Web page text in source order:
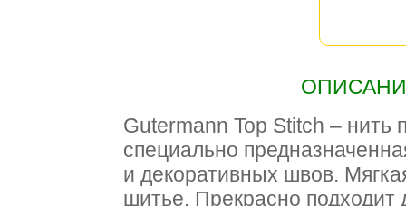
Gutermann Top Stitch – нить
специально
и декоративных швов.
шитье. Прекрасно